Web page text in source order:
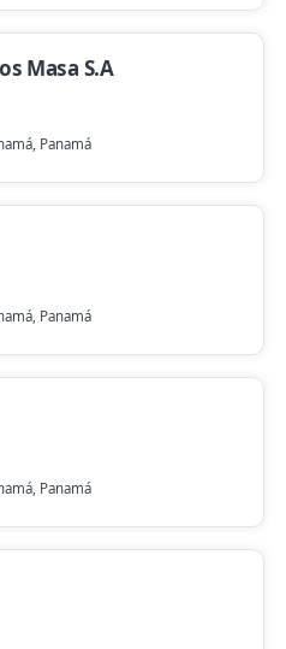
Masa S.A
Panamá
Panamá
Panamá